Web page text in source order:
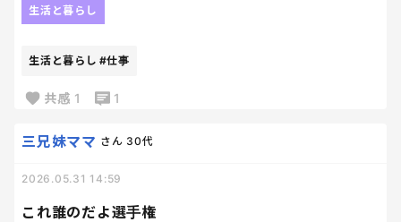
複数をちょこちょこ入れてるから忙しさ倍増😇
やっとソファーでゆっくりタイム
はあーー疲れたーーーーー
生活と暮らし
生活と暮らし #仕事
共感 1 1
これ誰のだよ選手権
三兄妹ママ さん 30代
2026.05.31 14:59